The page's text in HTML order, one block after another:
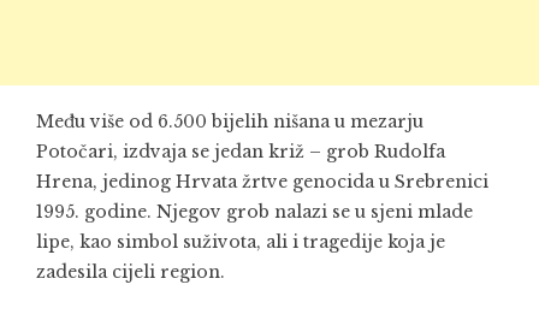
Među više od 6.500 bijelih nišana u mezarju
Potočari, izdvaja se jedan križ – grob Rudolfa
Hrena, jedinog Hrvata žrtve genocida u Srebrenici
1995. godine. Njegov grob nalazi se u sjeni mlade
lipe, kao simbol suživota, ali i tragedije koja je
zadesila cijeli region.